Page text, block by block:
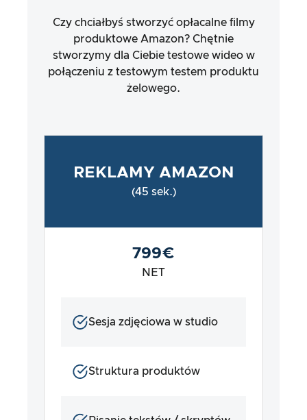
Czy chciałbyś stworzyć opłacalne filmy
produktowe Amazon? Chętnie
stworzymy dla Ciebie testowe wideo w
połączeniu z testowym testem produktu
żelowego.
REKLAMY AMAZON
(45 sek.)
799€
NET
Sesja zdjęciowa w studio
Struktura produktów